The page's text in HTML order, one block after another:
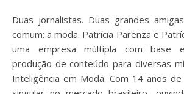
Duas jornalistas. Duas grandes amigas. Uma paixão em
comum: a moda. Patrícia Parenza e
uma empresa múltipla com base
produção de conteúdo para diversas
Inteligência em Moda. Com 14 anos